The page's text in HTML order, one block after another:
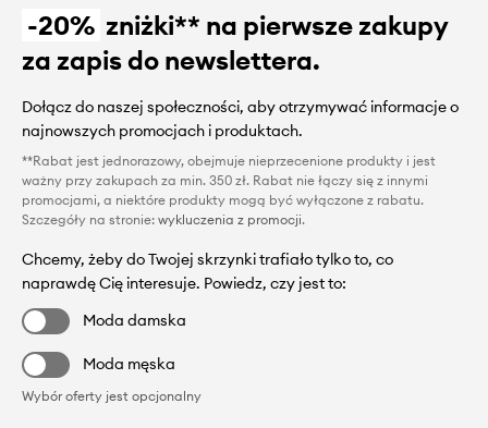
-20% zniżki** na pierwsze zakupy
za zapis do newslettera.
Dołącz do naszej społeczności, aby otrzymywać informacje o
najnowszych promocjach i produktach.
**Rabat jest jednorazowy, obejmuje nieprzecenione produkty i jest
ważny przy zakupach za min. 350 zł. Rabat nie łączy się z innymi
promocjami, a niektóre produkty mogą być wyłączone z rabatu.
Szczegóły na stronie: wykluczenia z promocji.
Chcemy, żeby do Twojej skrzynki trafiało tylko to, co
naprawdę Cię interesuje. Powiedz, czy jest to:
Moda damska
Moda męska
Wybór oferty jest opcjonalny